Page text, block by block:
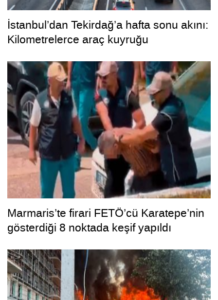
İstanbul’dan Tekirdağ’a hafta sonu akını:
Kilometrelerce araç kuyruğu
Marmaris’te firari FETÖ’cü Karatepe’nin
gösterdiği 8 noktada keşif yapıldı